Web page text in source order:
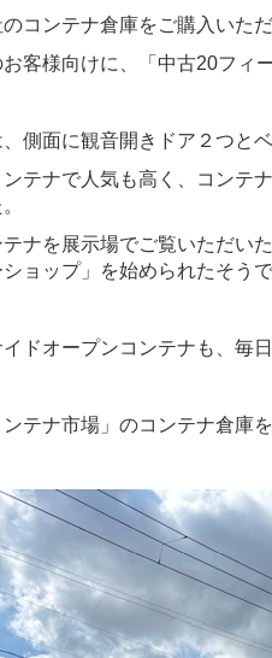
コンテナ倉庫をご購入いた
客様向けに、「中古20フィ
側面に観音開きドア２つと
テナで人気も高く、コンテ
ナを展示場でご覧いただい
ョップ」を始められたそうで
イドオープンコンテナも、毎
テナ市場」のコンテナ倉庫